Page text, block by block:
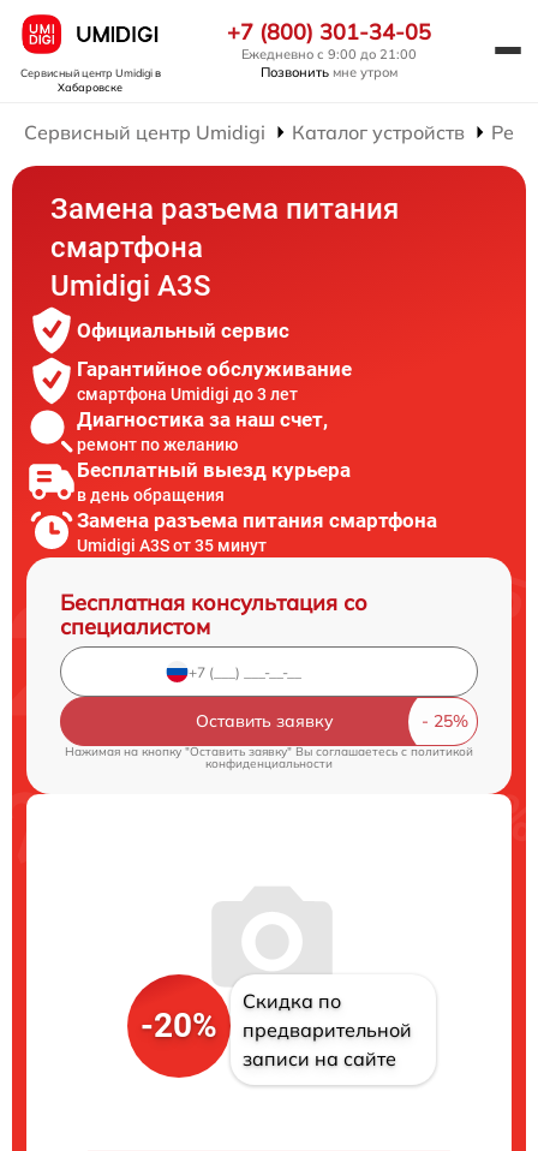
Сервисный центр Umidigiв
Хабаровске
+7 (800) 301-34-05
Ежедневно с 9:00 до 21:00
Позвонить мне утром
Сервисный центр Umidigi Каталог устройств
Замена разъема питания
смартфона
Umidigi A3S
Официальный сервис
Гарантийное обслуживание
смартфона Umidigi до 3 лет
Диагностика за наш счет,
ремонт по желанию
Бесплатный выезд курьера
в день обращения
Замена разъема питания смартфона
Umidigi A3S от 35 минут
Бесплатная консультация со
специалистом
Оставить заявку
Нажимая на кнопку "Оставить заявку" Вы соглашаетесь c политикой
конфиденциальности
-20%
Скидка по
предварительной
записи на сайте